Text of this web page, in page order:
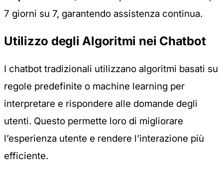
7 giorni su 7, garantendo assistenza continua.
Utilizzo degli Algoritmi nei Chatbot
I chatbot tradizionali utilizzano algoritmi basati su
regole predefinite o machine learning per
interpretare e rispondere alle domande degli
utenti. Questo permette loro di migliorare
l’esperienza utente e rendere l’interazione più
efficiente.